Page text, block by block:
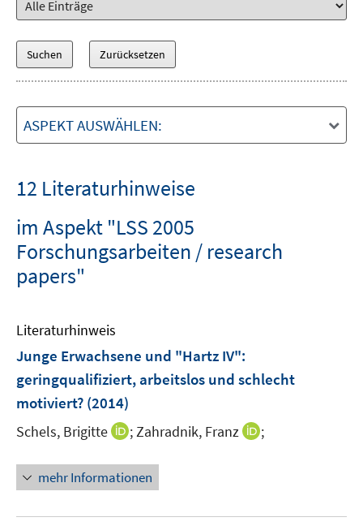
ASPEKT AUSWÄHLEN:
12 Literaturhinweise
im Aspekt "LSS 2005
Forschungsarbeiten / research
papers"
Literaturhinweis
Junge Erwachsene und "Hartz IV":
geringqualifiziert, arbeitslos und schlecht
motiviert? (2014)
Schels, Brigitte
I
n
e
;Zahradnik, Franz
I;
mehr Informationen